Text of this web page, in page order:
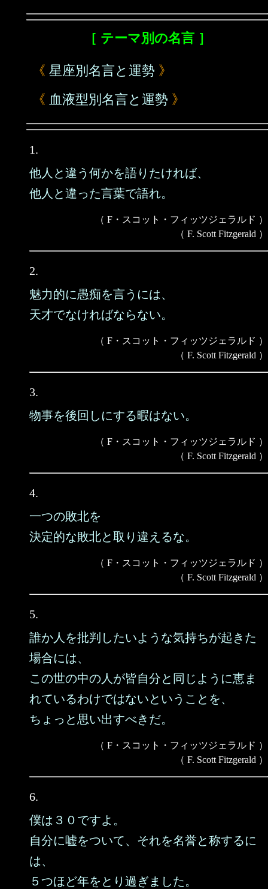
［ テーマ別の名言 ］
《 星座別名言と運勢 》
《 血液型別名言と運勢 》
1.
他人と違う何かを語りたければ、
他人と違った言葉で語れ。
（ F・スコット・フィッツジェラルド ）
（ F. Scott Fitzgerald ）
2.
魅力的に愚痴を言うには、
天才でなければならない。
（ F・スコット・フィッツジェラルド ）
（ F. Scott Fitzgerald ）
3.
物事を後回しにする暇はない。
（ F・スコット・フィッツジェラルド ）
（ F. Scott Fitzgerald ）
4.
一つの敗北を
決定的な敗北と取り違えるな。
（ F・スコット・フィッツジェラルド ）
（ F. Scott Fitzgerald ）
5.
誰か人を批判したいような気持ちが起きた
場合には、
この世の中の人が皆自分と同じように恵ま
れているわけではないということを、
ちょっと思い出すべきだ。
（ F・スコット・フィッツジェラルド ）
（ F. Scott Fitzgerald ）
6.
僕は３０ですよ。
自分に嘘をついて、それを名誉と称するに
は、
５つほど年をとり過ぎました。